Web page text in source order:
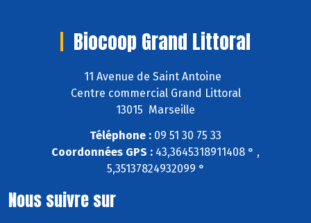
Biocoop Grand Littoral
11 Avenue de Saint Antoine
Centre commercial Grand Littoral
13015 Marseille
Téléphone : 09 51 30 75 33
Coordonnées GPS : 43,3645318911408 ° ,
5,35137824932099 °
Nous suivre sur